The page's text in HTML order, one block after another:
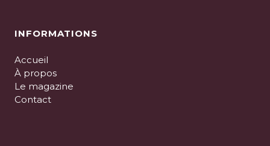
INFORMATIONS
Accueil
À propos
Le magazine
Contact